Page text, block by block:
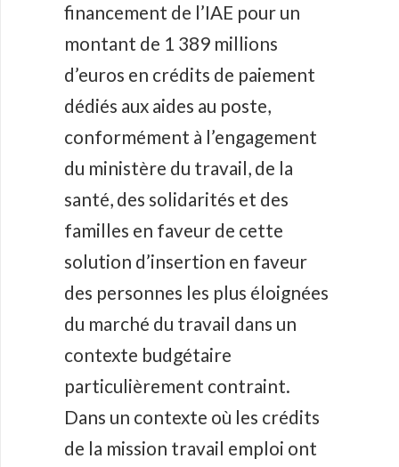
financement de l’IAE pour un
montant de 1 389 millions
d’euros en crédits de paiement
dédiés aux aides au poste,
conformément à l’engagement
du ministère du travail, de la
santé, des solidarités et des
familles en faveur de cette
solution d’insertion en faveur
des personnes les plus éloignées
du marché du travail dans un
contexte budgétaire
particulièrement contraint.
Dans un contexte où les crédits
de la mission travail emploi ont